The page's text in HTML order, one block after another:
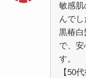
敏感
んでし
黒椿
で、
す。
【50